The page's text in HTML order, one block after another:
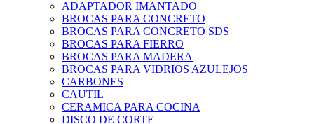
ADAPTADOR IMANTADO
BROCAS PARA CONCRETO
BROCAS PARA CONCRETO SDS
BROCAS PARA FIERRO
BROCAS PARA MADERA
BROCAS PARA VIDRIOS AZULEJOS
CARBONES
CAUTIL
CERAMICA PARA COCINA
DISCO DE CORTE